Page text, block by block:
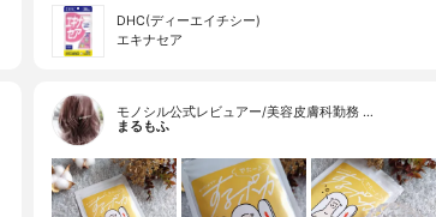
DHC(ディーエイチシー)
エキナセア
モノシル公式レビュアー/美容皮膚科勤務 …
まるもふ